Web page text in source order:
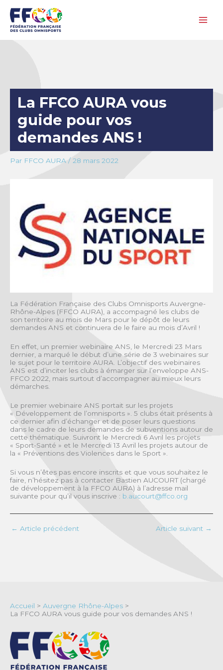
contenu
La FFCO AURA vous
guide pour vos
demandes ANS !
Par FFCO AURA / 28 mars 2022
La Fédération Française des Clubs Omnisports Auvergne-
Rhône-Alpes (FFCO AURA), a accompagné les clubs de
son territoire au mois de Mars pour le dépôt de leurs
demandes ANS et continuera de le faire au mois d’Avril !
En effet, un premier webinaire ANS, le Mercredi 23 Mars
dernier, a marqué le début d’une série de 3 webinaires sur
le sujet pour le territoire AURA. L’objectif des webinaires
ANS est d’inciter les clubs à émarger sur l’enveloppe ANS-
FFCO 2022, mais surtout d’accompagner au mieux leurs
démarches.
Le premier webinaire ANS portait sur les projets
« Développement de l’omnisports ». 5 clubs était présents à
ce dernier afin d’échanger et de poser leurs questions
dans le cadre de leurs demandes de subventions autour de
cette thématique. Suivront le Mercredi 6 Avril les projets
« Sport-Santé » et le Mercredi 13 Avril les projets autour de
la « Préventions des Violences dans le Sport ».
Si vous n’êtes pas encore inscrits et que vous souhaitez le
faire, n’hésitez pas à contacter Bastien AUCOURT (chargé
de développement à la FFCO AURA) à l’adresse mail
suivante pour qu’il vous inscrive : b.aucourt@ffco.org
← Article précédent Article suivant →
Accueil > Auvergne Rhône-Alpes >
La FFCO AURA vous guide pour vos demandes ANS !